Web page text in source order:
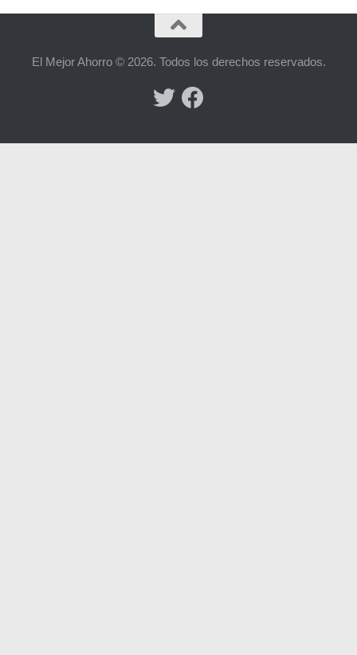
El Mejor Ahorro © 2026. Todos los derechos reservados.